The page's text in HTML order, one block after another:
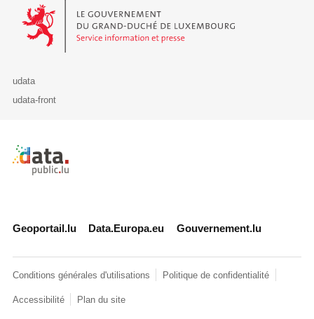
Le Gouvernement du Grand-Duché de Luxembourg - Service
udata
udata-front
Retour à l'accueil de data.public.lu
Geoportail.lu Data.Europa.eu Gouvernement.lu
Conditions générales d'utilisations Politique de confidentialité
Accessibilité Plan du site